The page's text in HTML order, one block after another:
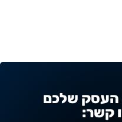
העסק שלכם
קשר: